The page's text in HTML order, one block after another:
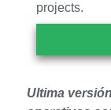
projects.
Ultima